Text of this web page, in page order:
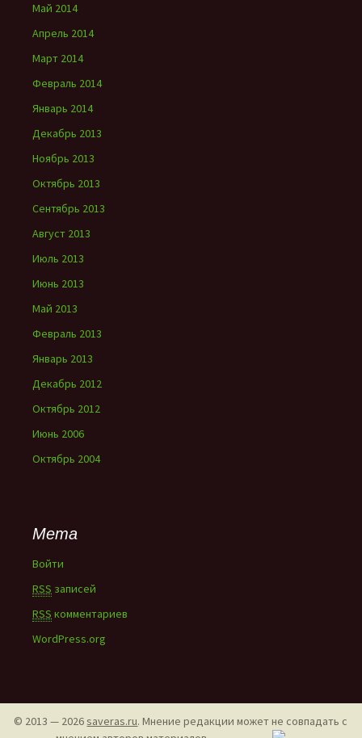
Май 2014
Апрель 2014
Март 2014
Февраль 2014
Январь 2014
Декабрь 2013
Ноябрь 2013
Октябрь 2013
Сентябрь 2013
Август 2013
Июль 2013
Июнь 2013
Май 2013
Февраль 2013
Январь 2013
Декабрь 2012
Октябрь 2012
Июнь 2006
Октябрь 2004
Мета
Войти
RSS записей
RSS комментариев
WordPress.org
© 2013 — 2026saveras.ru. Мнение редакции может не совпадать с